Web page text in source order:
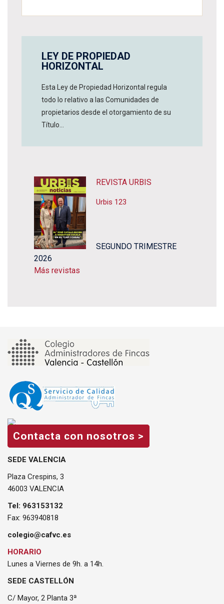
LEY DE PROPIEDAD
HORIZONTAL
Esta Ley de Propiedad Horizontal regula
todo lo relativo a las Comunidades de
propietarios desde el otorgamiento de su
Título...
REVISTA URBIS
Urbis 123
SEGUNDO TRIMESTRE
2026
Más revistas
Contacta con nosotros >
SEDE VALENCIA
Plaza Crespins, 3
46003 VALENCIA
Tel: 963153132
Fax: 963940818
colegio@cafvc.es
HORARIO
Lunes a Viernes de 9h. a 14h.
SEDE CASTELLÓN
C/ Mayor, 2 Planta 3ª